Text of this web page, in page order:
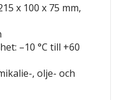
x 100 x 75 mm,
–10 °C till +60
, olje- och